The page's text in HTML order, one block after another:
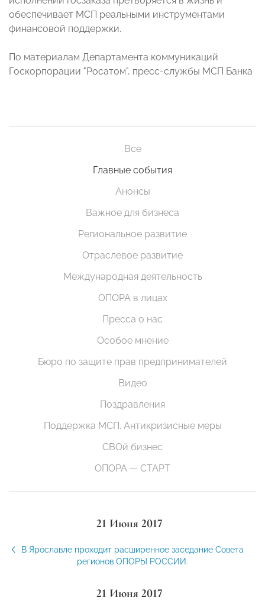
обеспечивает МСП реальными инструментами
финансовой поддержки.
По материалам Департамента коммуникаций
Госкорпорации "Росатом", пресс-службы МСП Банка
Все
Главные события
Анонсы
Важное для бизнеса
Региональное развитие
Отраслевое развитие
Международная деятельность
ОПОРА в лицах
Пресса о нас
Особое мнение
Бюро по защите прав предпринимателей
Видео
Поздравления
Поддержка МСП. Антикризисные меры
СВОй бизнес
ОПОРА — СТАРТ
21 Июня 2017
В Ярославле проходит расширенное заседание Совета
регионов ОПОРЫ РОССИИ.
21 Июня 2017